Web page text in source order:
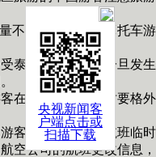
央视新闻客
户端点击或
扫描下载
不要租驾汽车、摩托车游
泰国法律保护，一旦发生
在泰国横穿马路时要格外
客因未及时接收航班临时
空公司的航班更改信息，